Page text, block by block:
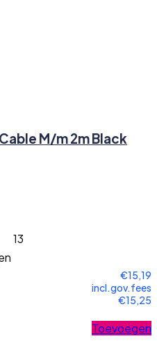
M/m 2m Black
13
€15,19
incl.gov.fees
€15,25
Toevoegen